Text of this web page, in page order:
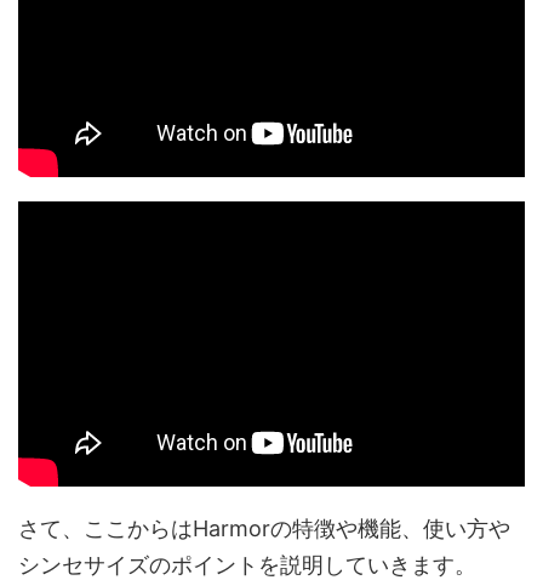
さて、ここからはHarmorの特徴や機能、使い方や
シンセサイズのポイントを説明していきます。